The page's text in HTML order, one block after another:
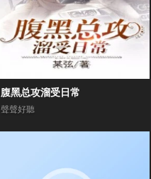
腹黑总攻溜受日常
聲聲好聽